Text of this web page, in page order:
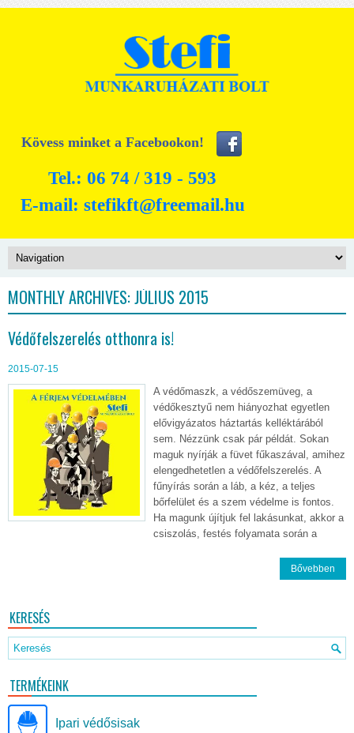
Kövess minket a Facebookon!
Tel.: 06 74 / 319 - 593
E-mail: stefikft@freemail.hu
MONTHLY ARCHIVES:JÚLIUS 2015
Védőfelszerelés otthonra is!
2015-07-15
A védőmaszk, a védőszemüveg, a
védőkesztyű nem hiányozhat egyetlen
elővigyázatos háztartás kelléktárából
sem. Nézzünk csak pár példát. Sokan
maguk nyírják a füvet fűkaszával, amihez
elengedhetetlen a védőfelszerelés. A
fűnyírás során a láb, a kéz, a teljes
bőrfelület és a szem védelme is fontos.
Ha magunk újítjuk fel lakásunkat, akkor a
csiszolás, festés folyamata során a
Bővebben
KERESÉS
TERMÉKEINK
Ipari védősisak